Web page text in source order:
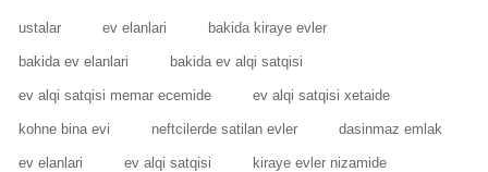
ustalar ev elanlari bakida kiraye evler
bakida ev elanlari bakida ev alqi satqisi
ev alqi satqisi memar ecemide ev alqi satqisi xetaide
kohne bina evi neftcilerde satilan evler dasinmaz emlak
ev elanlari ev alqi satqisi kiraye evler nizamide